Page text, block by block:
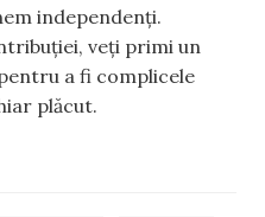
independenți.
veți primi un
a fi complicele
plăcut.